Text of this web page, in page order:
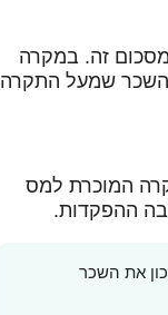
נמוכה מסכום זה. במקרה
השכר שמעל התקרה
לגובה התקרה המוכרת למס
ההפקדות.
את השכר